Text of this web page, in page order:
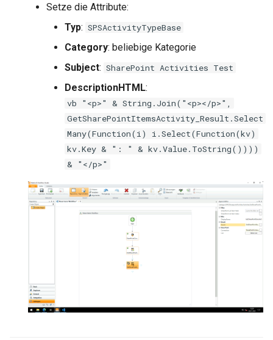
Setze die Attribute:
Typ: SPSActivityTypeBase
Category: beliebige Kategorie
Subject: SharePoint Activities Test
DescriptionHTML:
vb "<p>" & String.Join("<p></p>",
GetSharePointItemsActivity_Result.Select
Many(Function(i) i.Select(Function(kv)
kv.Key & ": " & kv.Value.ToString())))
& "</p>"